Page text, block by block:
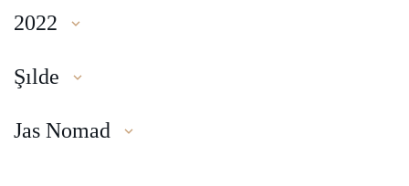
2022
Şılde
Jas Nomad